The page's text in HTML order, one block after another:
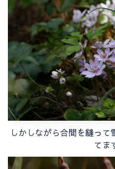
しかしながら合間を縫っ
てま